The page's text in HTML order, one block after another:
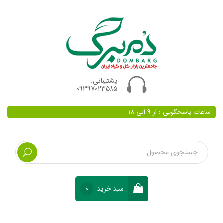
پشتیبانی:
09397023585
ساعات پاسخگویی : از 9 الی 18
سبد خرید 0